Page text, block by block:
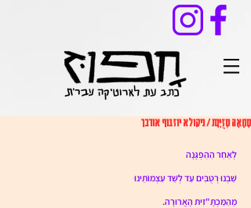
מֶחָאָה מְזֻיֶּנֶת / ניקולא יוזגוף אורבך
לְאַחַר הַהַפְגָּנָה
שַׁבְנוּ רְטֻבִּים עַד לְשַׁד עַצְמוֹתֵינוּ
מֵהַמַּכְתָּ"זִית הָאֲרוּרָה.